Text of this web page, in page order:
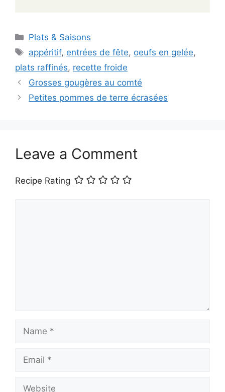
Categories
Plats & Saisons
Tags
appéritif, entrées de fête, oeufs en gelée,
plats raffinés, recette froide
Grosses gougères au comté
Petites pommes de terre écrasées
Leave a Comment
Recipe Rating